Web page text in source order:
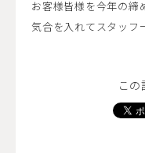
お客様皆様を今年の締
気合を入れてスタッフ
この